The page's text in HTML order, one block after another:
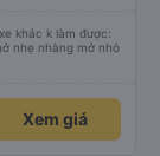
khác k làm được:
nhẹ nhàng mở nhỏ
Xem giá